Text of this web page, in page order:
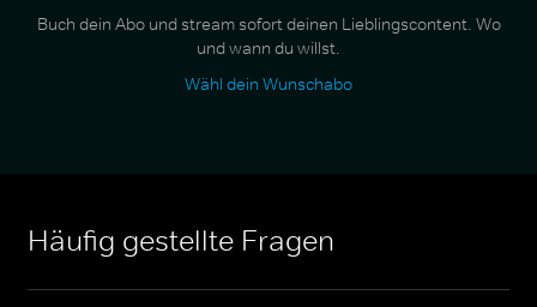
Buch dein Abo und stream sofort deinen Lieblingscontent. Wo
und wann du willst.
Wähl dein Wunschabo
Häufig gestellte Fragen